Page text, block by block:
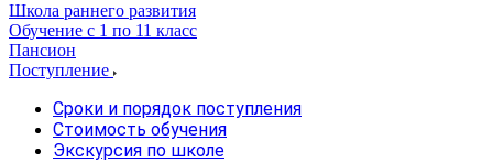
Школа раннего развития
Обучение с 1 по 11 класс
Пансион
Поступление
Сроки и порядок поступления
Стоимость обучения
Экскурсия по школе